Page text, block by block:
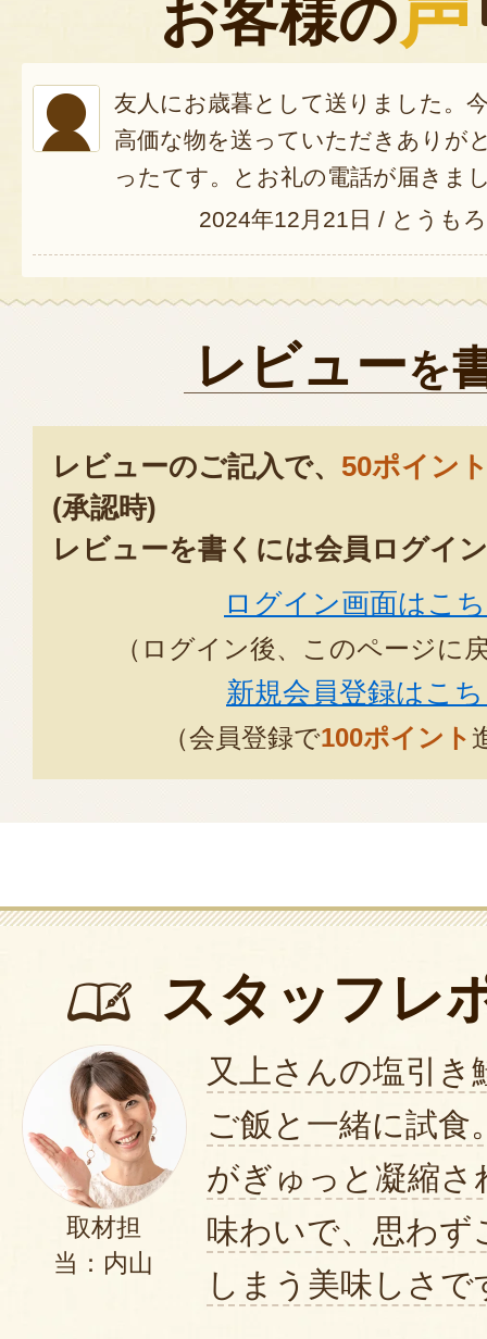
お客様の
友人にお歳暮として送りました。
高価な物を送っていただきありが
ったてす。とお礼の電話が届きま
2024年12月21日 / とうも
レビューを
レビューのご記入で、 50ポイン
(承認時)
レビューを書くには会員ログイ
ログイン画面はこ
（ログイン後、このページに
新規会員登録はこ
（会員登録で100ポイント
スタッフレ
取材担
当：内山
又上さんの塩引き
ご飯と一緒に試食
がぎゅっと凝縮
味わいで、思わず
しまう美味しさで